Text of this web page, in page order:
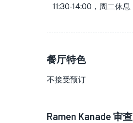
11:30-14:00，周二休息
餐厅特色
不接受预订
Ramen Kanade 审查